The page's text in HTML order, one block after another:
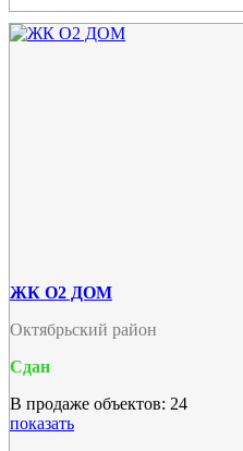
ЖК О2 ДОМ
Октябрьский район
Сдан
В продаже объектов: 24
показать